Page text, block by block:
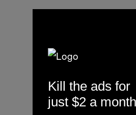
Photo : Instagram
Kill the ads for
just $2 a month